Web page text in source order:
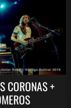
CORONAS +